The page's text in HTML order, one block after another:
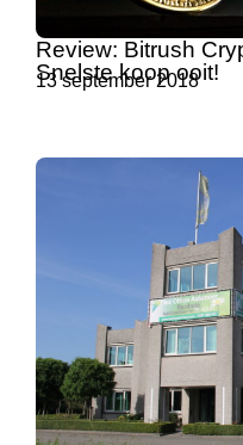
Review: Bitrush
Snelste koop ooit!
13 september 2018